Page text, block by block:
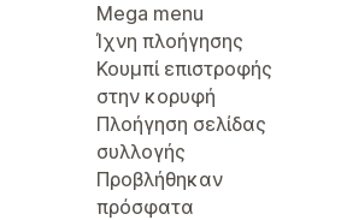
Mega menu
Ίχνη πλοήγησης
Κουμπί επιστροφής
στην κορυφή
Πλοήγηση σελίδας
συλλογής
Προβλήθηκαν
πρόσφατα